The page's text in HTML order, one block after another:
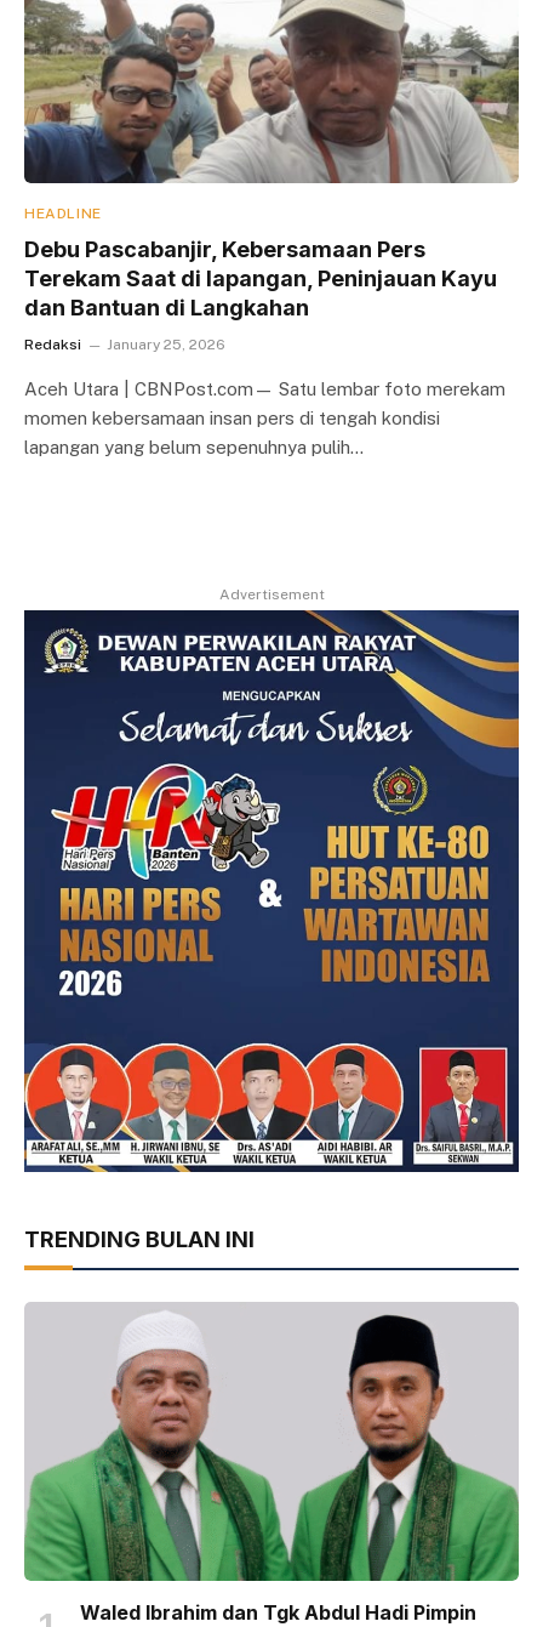
HEADLINE
Debu Pascabanjir, Kebersamaan Pers
Terekam Saat di lapangan, Peninjauan Kayu
dan Bantuan di Langkahan
Redaksi January 25, 2026
Aceh Utara | CBNPost.com— Satu lembar foto merekam
momen kebersamaan insan pers di tengah kondisi
lapangan yang belum sepenuhnya pulih…
Advertisement
TRENDING BULAN INI
Waled Ibrahim dan Tgk Abdul Hadi Pimpin